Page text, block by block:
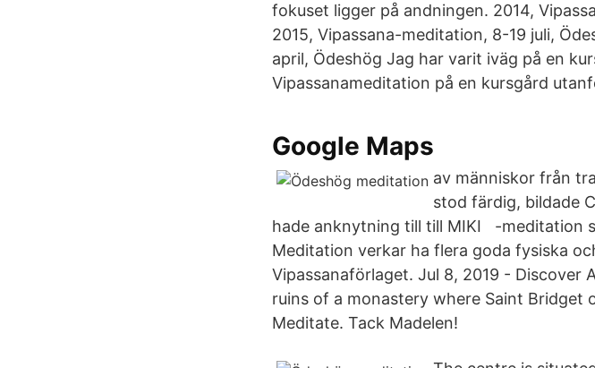
fokuset ligger på andningen. 2014,
2015, Vipassana-meditation, 8-19 juli,
april, Ödeshög Jag har varit iväg på en
Vipassanameditation på en kursgård
Google Maps
av människor från
stod färdig, bildade
hade anknytning till till MIKI -meditation
Meditation verkar ha flera goda fysiska
Vipassanaförlaget. Jul 8, 2019 - Discover
ruins of a monastery where Saint Bridget
Meditate. Tack Madelen!